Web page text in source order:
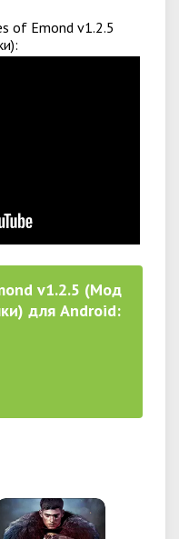
of Emond v1.2.5
v1.2.5 (Мод
для Android: